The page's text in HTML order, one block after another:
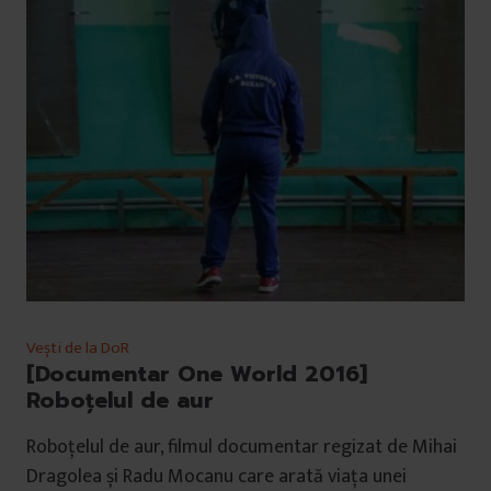
Vești de la DoR
[Documentar One World 2016]
Roboțelul de aur
Roboțelul de aur, filmul documentar regizat de Mihai
Dragolea și Radu Mocanu care arată viața unei